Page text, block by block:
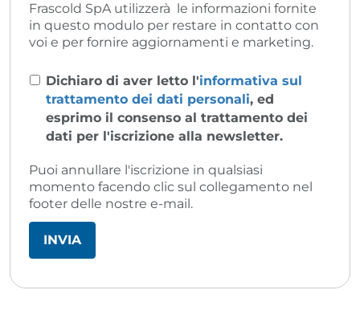
Frascold SpA utilizzerà le informazioni fornite
in questo modulo per restare in contatto con
voi e per fornire aggiornamenti e marketing.
Dichiaro di aver letto l'informativa sul
trattamento dei dati personali, ed
esprimo il consenso al trattamento dei
dati per l'iscrizione alla newsletter.
Puoi annullare l'iscrizione in qualsiasi
momento facendo clic sul collegamento nel
footer delle nostre e-mail.